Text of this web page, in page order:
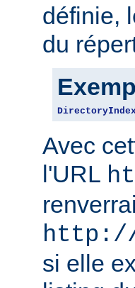
définie,
du
Avec
l'URL
http://
si elle